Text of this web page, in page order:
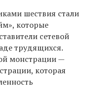
шествия стали
которые
сетевой
трудящихся.
монстрации —
которая